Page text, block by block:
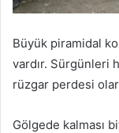
Büyük piramidal
vardır. Sürgünleri
rüzgar perdesi
Gölgede kalması